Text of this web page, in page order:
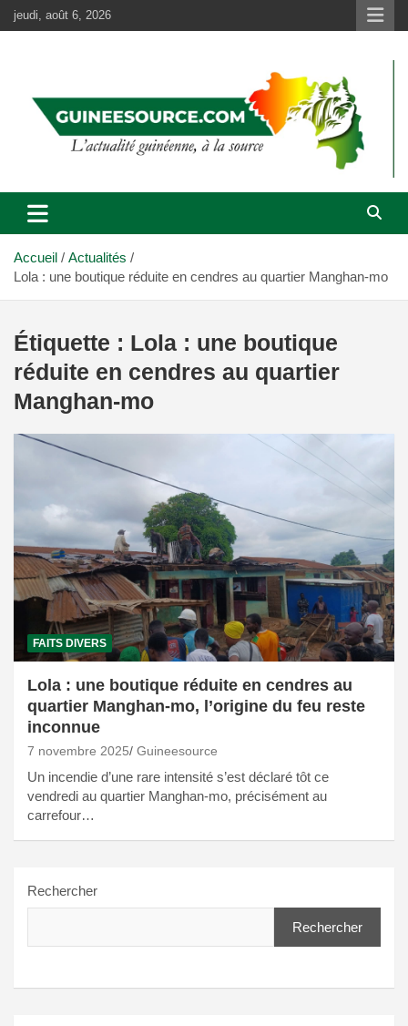
Aller
au
jeudi, août 6, 2026
Accueil
Actualités
Lola : une boutique réduite en cendres au quartier Manghan-mo
Étiquette : Lola : une boutique
réduite en cendres au quartier
Manghan-mo
FAITS DIVERS
Lola : une boutique réduite en cendres au
quartier Manghan-mo, l’origine du feu reste
inconnue
7 novembre 2025 Guineesource
Un incendie d’une rare intensité s’est déclaré tôt ce
vendredi au quartier Manghan-mo, précisément au
carrefour…
Rechercher
Rechercher